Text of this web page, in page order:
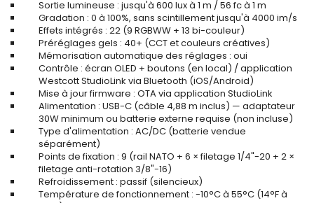
Sortie lumineuse : jusqu'à 600 lux à 1 m / 56 fc à 1 m
Gradation : 0 à 100%, sans scintillement jusqu'à 4000 im/s
Effets intégrés : 22 (9 RGBWW + 13 bi-couleur)
Préréglages gels : 40+ (CCT et couleurs créatives)
Mémorisation automatique des réglages : oui
Contrôle : écran OLED + boutons (en local) / application
Westcott StudioLink via Bluetooth (iOS/Android)
Mise à jour firmware : OTA via application StudioLink
Alimentation : USB-C (câble 4,88 m inclus) — adaptateur
30W minimum ou batterie externe requise (non incluse)
Type d'alimentation : AC/DC (batterie vendue
séparément)
Points de fixation : 9 (rail NATO + 6 × filetage 1/4"-20 + 2 ×
filetage anti-rotation 3/8"-16)
Refroidissement : passif (silencieux)
Température de fonctionnement : -10°C à 55°C (14°F à